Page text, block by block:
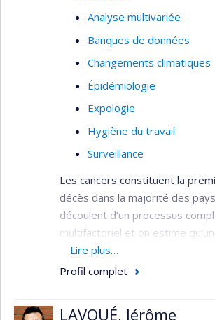
Analyse multivariée
Banques de données
Changements climatiques
Épidémiologie
Expologie
Hygiène du travail
Surveillance
Les cancers constituent la
décès dans la majorité des
découlent d’un processus
multifactoriel et on estime
négligeable d’entre eux
expositions environnementales
Lire plus…
Profil complet
LAVOUÉ, Jérôme